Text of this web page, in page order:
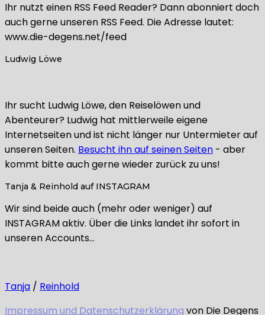
Ihr nutzt einen RSS Feed Reader? Dann abonniert doch
auch gerne unseren RSS Feed. Die Adresse lautet:
www.die-degens.net/feed
Ludwig Löwe
Ihr sucht Ludwig Löwe, den Reiselöwen und
Abenteurer? Ludwig hat mittlerweile eigene
Internetseiten und ist nicht länger nur Untermieter auf
unseren Seiten. Besucht ihn auf seinen Seiten - aber
kommt bitte auch gerne wieder zurück zu uns!
Tanja & Reinhold auf INSTAGRAM
Wir sind beide auch (mehr oder weniger) auf
INSTAGRAM aktiv. Über die Links landet ihr sofort in
unseren Accounts…
Tanja / Reinhold
Impressum und Datenschutzerklärung von Die Degens